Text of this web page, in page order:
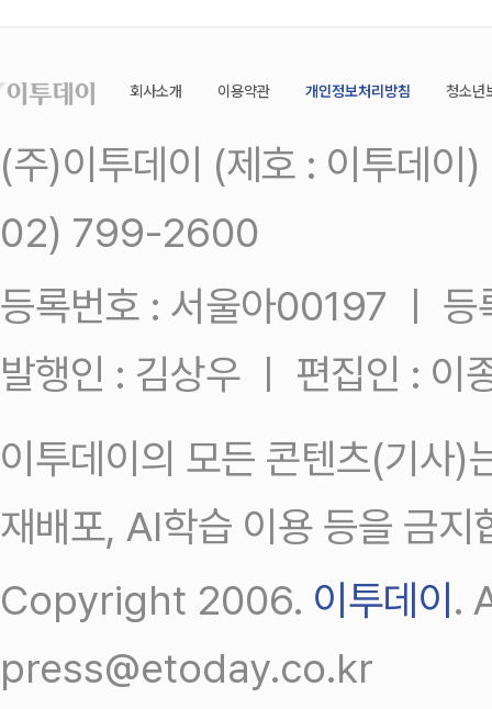
회사소개 이용약관 개인정보처리방침 청소년
(주)이투데이 (제호 : 이투데
02) 799-2600
등록번호 : 서울아00197 ㅣ
발행인 : 김상우 ㅣ 편집인 : 이
이투데이의 모든 콘텐츠(기사)
재배포, AI학습 이용 등을 금지
Copyright 2006. 이투데이.
press@etoday.co.kr